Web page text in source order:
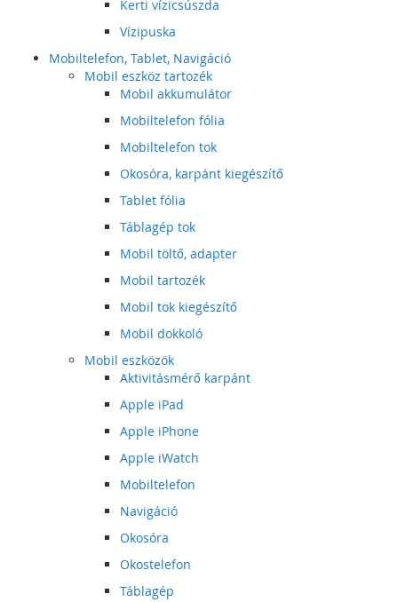
Kerti vízicsúszda
Vízipuska
Mobiltelefon, Tablet, Navigáció
Mobil eszköz tartozék
Mobil akkumulátor
Mobiltelefon fólia
Mobiltelefon tok
Okosóra, karpánt kiegészítő
Tablet fólia
Táblagép tok
Mobil töltő, adapter
Mobil tartozék
Mobil tok kiegészítő
Mobil dokkoló
Mobil eszközök
Aktivitásmérő karpánt
Apple iPad
Apple iPhone
Apple iWatch
Mobiltelefon
Navigáció
Okosóra
Okostelefon
Táblagép